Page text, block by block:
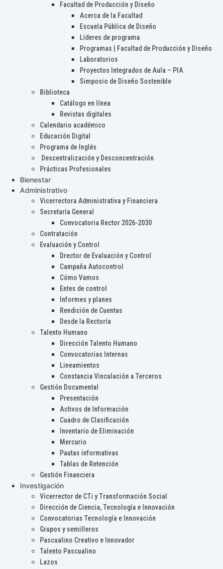
Facultad de Producción y Diseño
Acerca de la Facultad
Escuela Pública de Diseño
Líderes de programa
Programas | Facultad de Producción y Diseño
Laboratorios
Proyectos Integrados de Aula – PIA
Simposio de Diseño Sostenible
Biblioteca
Catálogo en línea
Revistas digitales
Calendario académico
Educación Digital
Programa de Inglés
Descentralización y Desconcentración
Prácticas Profesionales
Bienestar
Administrativo
Vicerrectora Administrativa y Financiera
Secretaría General
Convocatoria Rector 2026-2030
Contratación
Evaluación y Control
Drector de Evaluación y Control
Campaña Autocontrol
Cómo Vamos
Entes de control
Informes y planes
Rendición de Cuentas
Desde la Rectoría
Talento Humano
Dirección Talento Humano
Convocatorias Internas
Lineamientos
Constancia Vinculación a Terceros
Gestión Documental
Presentación
Activos de Información
Cuadro de Clasificación
Inventario de Eliminación
Mercurio
Pautas informativas
Tablas de Retención
Gestión Financiera
Investigación
Vicerrector de CTi y Transformación Social
Dirección de Ciencia, Tecnología e Innovación
Convocatorias Tecnología e Innovación
Grupos y semilleros
Pascualino Creativo e Innovador
Talento Pascualino
Lazos